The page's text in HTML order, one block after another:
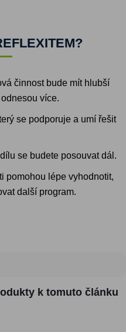
činnost bude mít hlubší
více.
se podporuje a umí řešit
se budete posouvat dál.
pomohou lépe vyhodnotit,
další program.
k tomuto článku